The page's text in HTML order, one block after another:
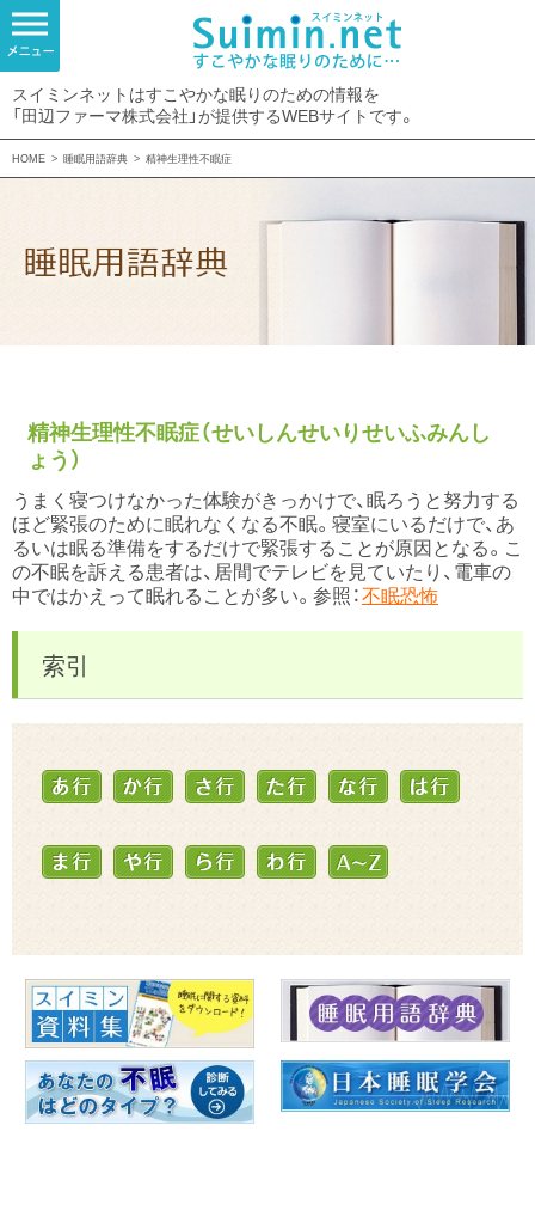
スイミンネットはすこやかな眠りのための情報を
「田辺ファーマ株式会社」が提供するWEBサイトです。
HOME > 睡眠用語辞典 > 精神生理性不眠症
精神生理性不眠症（せいしんせいりせいふみんし
ょう）
うまく寝つけなかった体験がきっかけで、眠ろうと努力する
ほど緊張のために眠れなくなる不眠。寝室にいるだけで、あ
るいは眠る準備をするだけで緊張することが原因となる。こ
の不眠を訴える患者は、居間でテレビを見ていたり、電車の
中ではかえって眠れることが多い。参照：不眠恐怖
索引